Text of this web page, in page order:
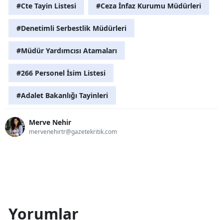
#Cte Tayin Listesi #Ceza İnfaz Kurumu Müdürleri
#Denetimli Serbestlik Müdürleri
#Müdür Yardımcısı Atamaları
#266 Personel İsim Listesi
#Adalet Bakanlığı Tayinleri
Merve Nehir
mervenehirtr@gazetekritik.com
Yorumlar